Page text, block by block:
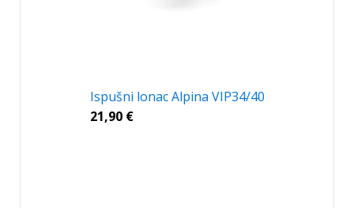
Ispušni lonac Alpina VIP34/40
21,90 €